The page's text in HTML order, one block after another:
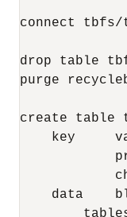
connect
drop table
purge
create table
key
data